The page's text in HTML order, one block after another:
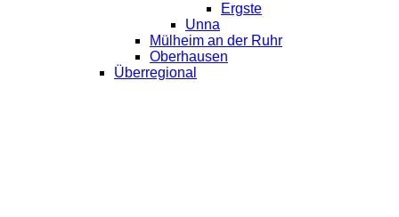
Ergste
Unna
Mülheim an der Ruhr
Oberhausen
Überregional